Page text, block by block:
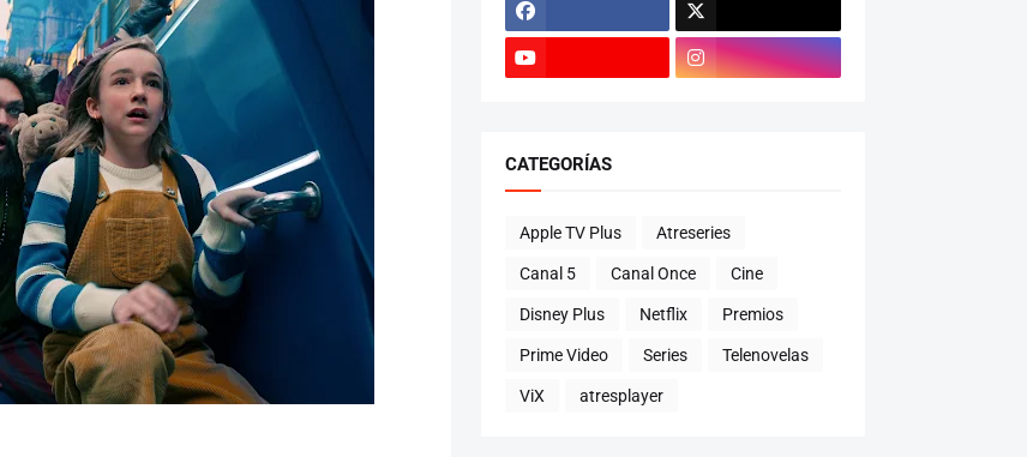
CATEGORÍAS
Apple TV Plus Atreseries
Canal 5 Canal Once Cine
Disney Plus Netflix Premios
Prime Video Series Telenovelas
ViX atresplayer